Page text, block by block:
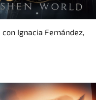
Ignacia Fernández,